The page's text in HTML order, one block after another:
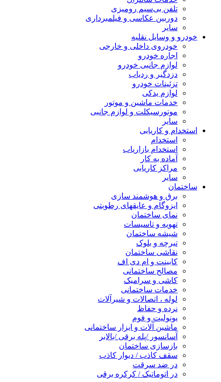
تلفن بی‌سیم رومیزی
دوربین عکاسی و فیلمبرداری
سایر
خودرو و وسایل نقلیه
خودروی داخلی و خارجی
اجاره خودرو
لوازم جانبی خودرو
دزدگیر و ردیاب
تزئینات خودرو
لوازم یدکی
خدمات ماشین و موتور
موتورسیکلت و لوازم جانبی
سایر
استخدام و کاریابی
استخدام
استخدام بازاریاب
آماده به کار
مراکز کاریابی
سایر
ساختمان
برق و هوشمند سازی
ایزوگام و عایقهای رطوبتی
نمای ساختمان
تهویه و تاسیسات
شیشه ساختمان
تیرچه و بلوک
نقاشی ساختمان
کابینت و ام دی اف
مصالح ساختمانی
کاشی و سرامیک
خدمات ساختمانی
لوله ، اتصالات و شیرآلات
نرده و حفاظ
یونولیت و فوم
ماشین آلات و ابزار ساختمانی
آسانسور /پله برقی /بالابر
بازسازی ساختمان
سقف کاذب / دیوار کاذب
در ضد سرقت
در اتوماتیک / کرکره برقی